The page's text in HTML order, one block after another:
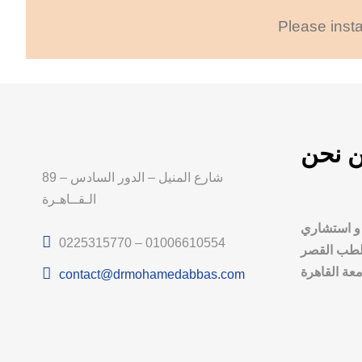
Please
89 شارع المنيل – الدور السادس –
الـقــاهـرة
0225315770 – 01006610554
contact@drmohamedabbas.com
نحن
و استشاري
القصر
القاهرة